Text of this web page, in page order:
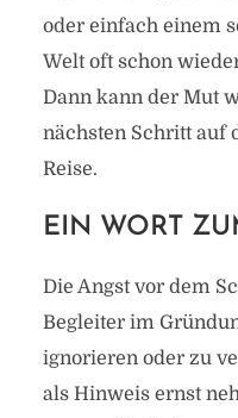
oder einfach einem
Welt oft schon
Dann kann der Mut
nächsten Schritt auf
Reise.
EIN WORT
Die Angst vor dem
Begleiter im
ignorieren oder zu
als Hinweis ernst